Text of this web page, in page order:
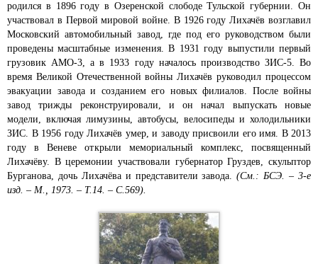
родился в 1896 году в Озеренской слободе Тульской губернии. Он
участвовал в Первой мировой войне. В 1926 году Лихачёв возглавил
Московский автомобильный завод, где под его руководством были
проведены масштабные изменения. В 1931 году выпустили первый
грузовик АМО-3, а в 1933 году началось производство ЗИС-5. Во
время Великой Отечественной войны Лихачёв руководил процессом
эвакуации завода и созданием его новых филиалов. После войны
завод трижды реконструировали, и он начал выпускать новые
модели, включая лимузины, автобусы, велосипеды и холодильники
ЗИС. В 1956 году Лихачёв умер, и заводу присвоили его имя. В 2013
году в Веневе открыли мемориальный комплекс, посвященный
Лихачёву. В церемонии участвовали губернатор Груздев, скульптор
Бурганова, дочь Лихачёва и представители завода.(См.: БСЭ. – 3-е
изд. – М., 1973. – Т.14. – С.569).